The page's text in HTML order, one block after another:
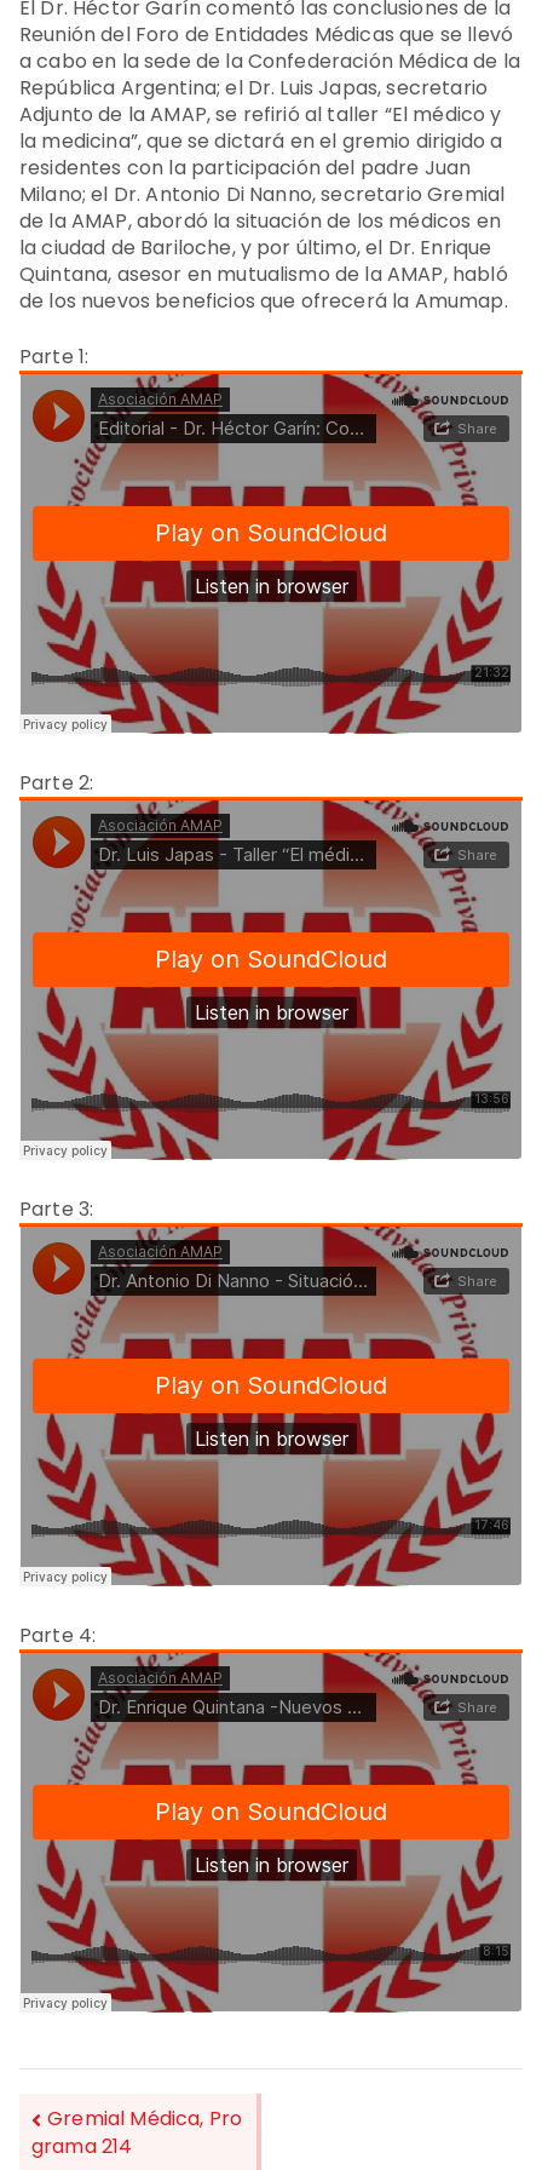
El Dr. Héctor Garín comentó las conclusiones de la
Reunión del Foro de Entidades Médicas que se llevó
a cabo en la sede de la Confederación Médica de la
República Argentina; el Dr. Luis Japas, secretario
Adjunto de la AMAP, se refirió al taller “El médico y
la medicina”, que se dictará en el gremio dirigido a
residentes con la participación del padre Juan
Milano; el Dr. Antonio Di Nanno, secretario Gremial
de la AMAP, abordó la situación de los médicos en
la ciudad de Bariloche, y por último, el Dr. Enrique
Quintana, asesor en mutualismo de la AMAP, habló
de los nuevos beneficios que ofrecerá la Amumap.
Parte 1:
Parte 2:
Parte 3:
Parte 4:
Gremial Médica, Pro
grama 214